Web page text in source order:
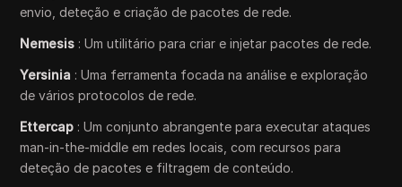
envio, deteção e criação de pacotes de rede.
Nemesis : Um utilitário para criar e injetar pacotes de rede.
Yersinia : Uma ferramenta focada na análise e exploração
de vários protocolos de rede.
Ettercap : Um conjunto abrangente para executar ataques
man-in-the-middle em redes locais, com recursos para
deteção de pacotes e filtragem de conteúdo.